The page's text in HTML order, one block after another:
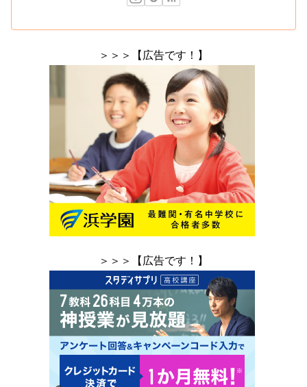
＞＞＞【広告です！】
＞＞＞【広告です！】